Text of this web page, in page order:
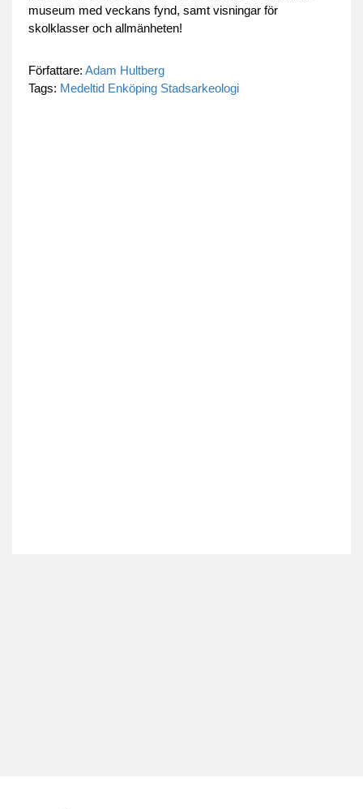
museum med veckans fynd, samt visningar för
skolklasser och allmänheten!
Författare: Adam Hultberg
Tags: Medeltid Enköping Stadsarkeologi